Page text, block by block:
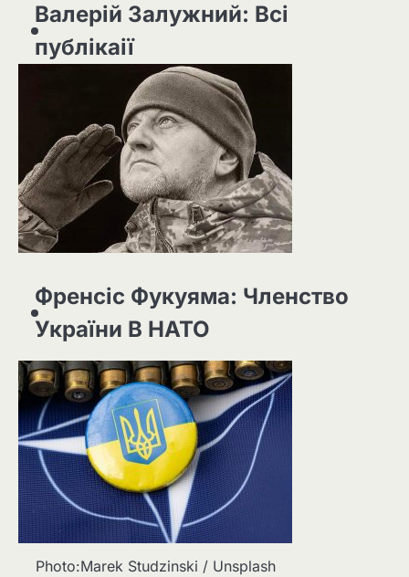
Валерій Залужний: Всі
публікаії
Френсіс Фукуяма: Членство
України В НАТО
Photo:Marek Studzinski / Unsplash